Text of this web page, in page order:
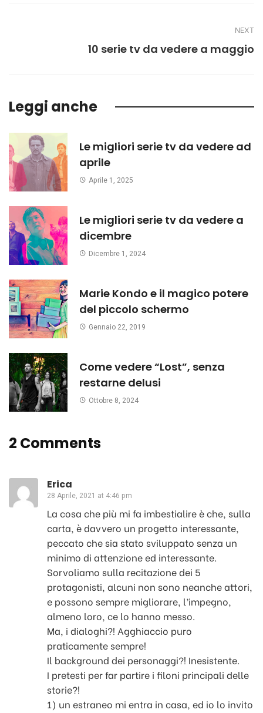
NEXT
10 serie tv da vedere a maggio
Leggi anche
Le migliori serie tv da vedere ad
aprile
Aprile 1, 2025
Le migliori serie tv da vedere a
dicembre
Dicembre 1, 2024
Marie Kondo e il magico potere
del piccolo schermo
Gennaio 22, 2019
Come vedere “Lost”, senza
restarne delusi
Ottobre 8, 2024
2 Comments
Erica
28 Aprile, 2021 at 4:46 pm
La cosa che più mi fa imbestialire è che, sulla
carta, è davvero un progetto interessante,
peccato che sia stato sviluppato senza un
minimo di attenzione ed interessante.
Sorvoliamo sulla recitazione dei 5
protagonisti, alcuni non sono neanche attori,
e possono sempre migliorare, l’impegno,
almeno loro, ce lo hanno messo.
Ma, i dialoghi?! Agghiaccio puro
praticamente sempre!
Il background dei personaggi?! Inesistente.
I pretesti per far partire i filoni principali delle
storie?!
1) un estraneo mi entra in casa, ed io lo invito